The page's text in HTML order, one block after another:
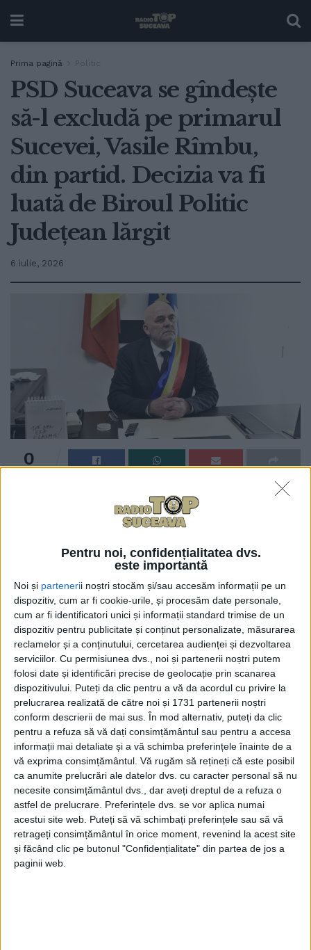
Pentru noi, confidențialitatea dvs.
este importantă
Noi și partenerii noștri stocăm și/sau accesăm informații pe un
dispozitiv, cum ar fi cookie-urile, și procesăm date personale,
cum ar fi identificatori unici și informații standard trimise de un
dispozitiv pentru publicitate și conținut personalizate, măsurarea
reclamelor și a conținutului, cercetarea audienței și dezvoltarea
serviciilor. Cu permisiunea dvs., noi și partenerii noștri putem
folosi date și identificări precise de geolocație prin scanarea
dispozitivului. Puteți da clic pentru a vă da acordul cu privire la
prelucrarea realizată de către noi și 1731 partenerii noștri
conform descrierii de mai sus. În mod alternativ, puteți da clic
pentru a refuza să vă dați consimțământul sau pentru a accesa
informații mai detaliate și a vă schimba preferințele înainte de a
vă exprima consimțământul. Vă rugăm să rețineți că este posibil
ca anumite prelucrări ale datelor dvs. cu caracter personal să nu
necesite consimțământul dvs., dar aveți dreptul de a refuza o
astfel de prelucrare. Preferințele dvs. se vor aplica numai
acestui site web. Puteți să vă schimbați preferințele sau să vă
retrageți consimțământul în orice moment, revenind la acest site
și făcând clic pe butonul "Confidențialitate" din partea de jos a
paginii web.
Prima pagină Politic
PSD Suceava se gîndește
să-l excludă pe primarul
Sucevei, Vasile Rîmbu,
din partid. Decizia va fi
luată de Biroul Politic
Județean lărgit
6 iulie, 2026
0
Astăzi, la sediul PSD Suceava, a avut loc o ședință în
care s-a luat în discuție situația primarului Sucevei,
Vasile Rîmbu. Surse bine informate susțin că s-a
hotărît ca vineri, 17 iulie, Biroul Politic Județean
extins al PSD Suceava să decidă dacă domnul Rîmbu
va fi exclus din partid sau nu. La ședință urmează să
fi invitat și domnul Rîmbu.
La începutul lunii martie a acestui an, la
propunerea președintelui Organizației Județene a
PSD Suceava, Gheorghe Șoldan, primarul Vasile
Rîmbu a fost suspendat din partid pentru 6 luni.
Printre argumentele deciziei s-au numărat faptul că
s-au introdus licitații pentru parcările cu plată și că
au fost desființate unele facilități pentru transportul
în comun, lucruri contrare cu promisiunile PSD din
campania electorală pentru locale.
După aceea, au urmat mai multe episoade în care
Gheorghe Șoldan și Vasile Rîmbu s-au contract public
pe diverse teme. Mai mult, Vasile Rîmbu a început să
se afișeze alături de lideri PNL Suceava la diferite